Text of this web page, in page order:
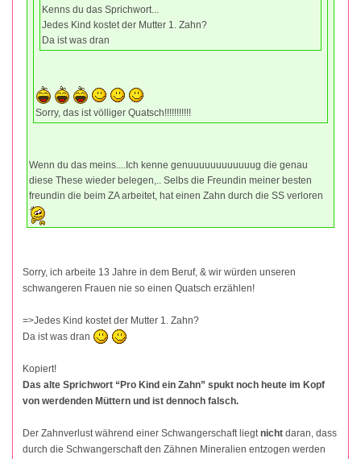
Kenns du das Sprichwort...
Jedes Kind kostet der Mutter 1. Zahn?
Da ist was dran
Sorry, das ist völliger Quatsch!!!!!!!!!!!
Wenn du das meins....Ich kenne genuuuuuuuuuuuug die genau
diese These wieder belegen,.. Selbs die Freundin meiner besten
freundin die beim ZA arbeitet, hat einen Zahn durch die SS verloren
Sorry, ich arbeite 13 Jahre in dem Beruf, & wir würden unseren
schwangeren Frauen nie so einen Quatsch erzählen!
=>Jedes Kind kostet der Mutter 1. Zahn?
Da ist was dran
Kopiert!
Das alte Sprichwort “Pro Kind ein Zahn” spukt noch heute im Kopf
von werdenden Müttern und ist dennoch falsch.
Der Zahnverlust während einer Schwangerschaft liegtnicht daran, dass
durch die Schwangerschaft den Zähnen Mineralien entzogen werden